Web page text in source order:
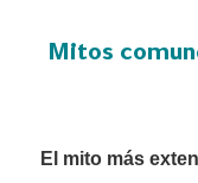
Mitos
El mito más